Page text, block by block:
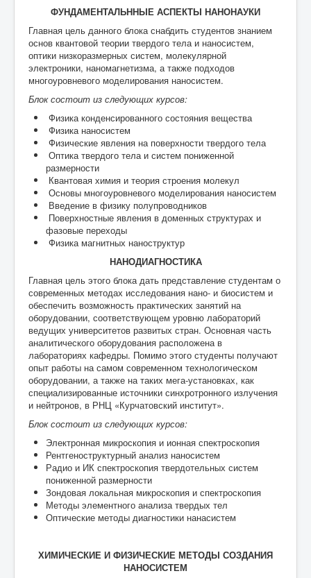
ФУНДАМЕНТАЛЬННЫЕ АСПЕКТЫ НАНОНАУКИ
Главная цель данного блока снабдить студентов знанием
основ квантовой теории твердого тела и наносистем,
оптики низкоразмерных систем, молекулярной
электроники, наномагнетизма, а также подходов
многоуровневого моделирования наносистем.
Блок состоит из следующих курсов:
Физика конденсированного состояния вещества
Физика наносистем
Физические явления на поверхности твердого тела
Оптика твердого тела и систем пониженной
размерности
Квантовая химия и теория строения молекул
Основы многоуровневого моделирования наносистем
Введение в физику полупроводников
Поверхностные явления в доменных структурах и
фазовые переходы
Физика магнитных наноструктур
НАНОДИАГНОСТИКА
Главная цель этого блока дать представление студентам о
современных методах исследования нано- и биосистем и
обеспечить возможность практических занятий на
оборудовании, соответствующем уровню лабораторий
ведущих университетов развитых стран. Основная часть
аналитического оборудования расположена в
лабораториях кафедры. Помимо этого студенты получают
опыт работы на самом современном технологическом
оборудовании, а также на таких мега-установках, как
специализированные источники синхротронного излучения
и нейтронов, в РНЦ «Курчатовский институт».
Блок состоит из следующих курсов:
Электронная микроскопия и ионная спектроскопия
Рентгеноструктурный анализ наносистем
Радио и ИК спектроскопия твердотельных систем
пониженной размерности
Зондовая локальная микроскопия и спектроскопия
Методы элементного анализа твердых тел
Оптические методы диагностики нанасистем
ХИМИЧЕСКИЕ И ФИЗИЧЕСКИЕ МЕТОДЫ СОЗДАНИЯ
НАНОСИСТЕМ